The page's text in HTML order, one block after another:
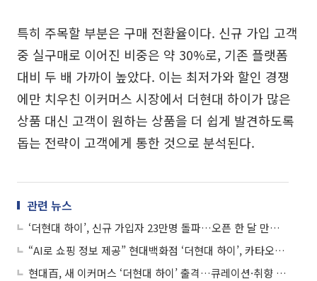
특히 주목할 부분은 구매 전환율이다. 신규 가입 고객
중 실구매로 이어진 비중은 약 30%로, 기존 플랫폼
대비 두 배 가까이 높았다. 이는 최저가와 할인 경쟁
에만 치우친 이커머스 시장에서 더현대 하이가 많은
상품 대신 고객이 원하는 상품을 더 쉽게 발견하도록
돕는 전략이 고객에게 통한 것으로 분석된다.
관련 뉴스
‘더현대 하이’, 신규 가입자 23만명 돌파…오픈 한 달 만에 ‘성공적 안착’
“AI로 쇼핑 정보 제공” 현대백화점 ‘더현대 하이’, 카타오톡과 연동
현대百, 새 이커머스 ‘더현대 하이’ 출격…큐레이션·취향 커뮤니티로 승부